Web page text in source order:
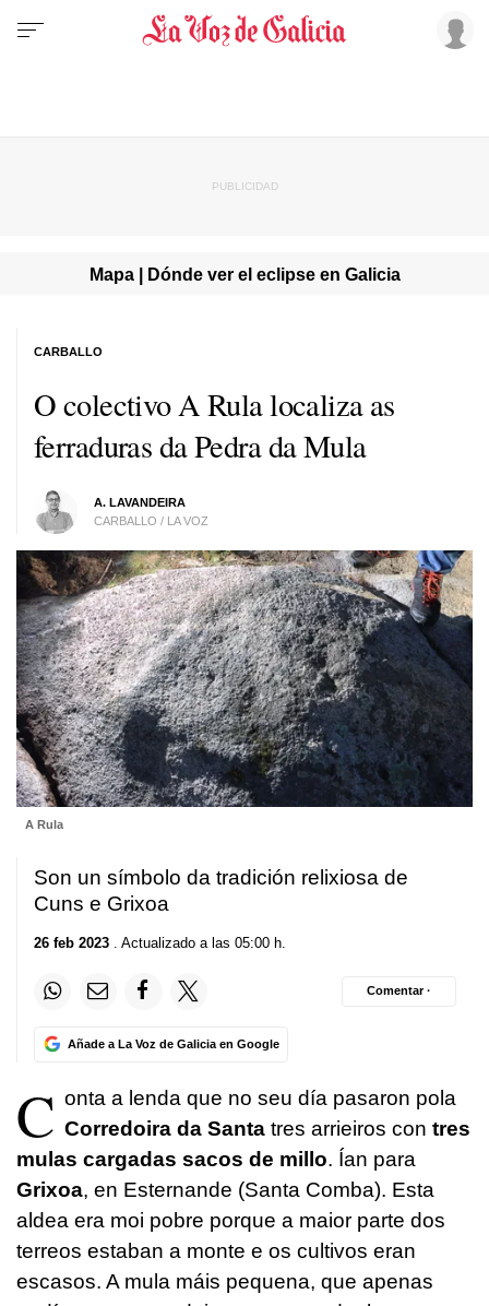
Mapa | Dónde ver el eclipse en Galicia
O colectivo A Rula localiza as
ferraduras da Pedra da Mula
A. LAVANDEIRA
CARBALLO / LA VOZ
CARBALLO
A Rula
Son un símbolo da tradición relixiosa de
Cuns e Grixoa
26 feb 2023 . Actualizado a las 05:00 h.
Añade a La Voz de Galicia en Google
Comentar ·
C onta a lenda que no seu día pasaron pola
Corredoira da Santa tres arrieiros con tres
mulas cargadas sacos de millo. Ían para
Grixoa, en Esternande (Santa Comba). Esta
aldea era moi pobre porque a maior parte dos
terreos estaban a monte e os cultivos eran
escasos. A mula máis pequena, que apenas